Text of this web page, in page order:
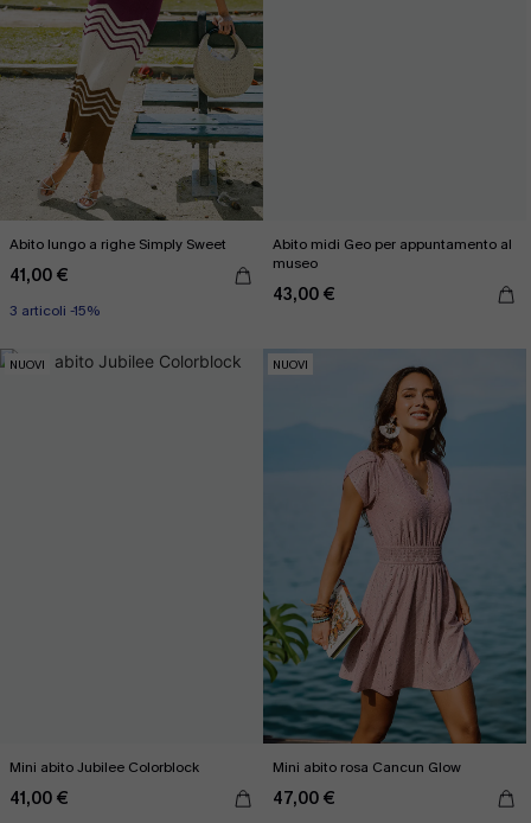
Abito lungo a righe Simply Sweet
41,00 €
3 articoli -15%
Abito midi Geo per appuntamento al
museo
43,00 €
NUOVI
Mini abito Jubilee Colorblock
41,00 €
NUOVI
Mini abito rosa Cancun Glow
47,00 €